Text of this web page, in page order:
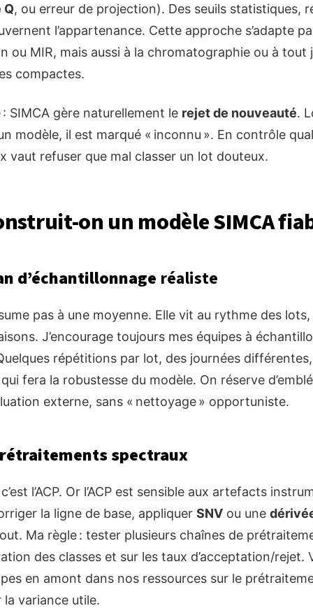
Q, ou erreur de projection). Des seuils statistiques,
l’appartenance. Cette approche s’adapte
ou MIR, mais aussi à la chromatographie ou à tout
compactes.
SIMCA gère naturellement le rejet de nouveauté.
modèle, il est marqué « inconnu ». En contrôle
vaut refuser que mal classer un lot douteux.
on un modèle SIMCA
d’échantillonnage réaliste
pas à une moyenne. Elle vit au rythme des
J’encourage toujours mes équipes à
répétitions par lot, des journées
fera la robustesse du modèle. On réserve
externe, sans « nettoyage » opportuniste.
spectraux
l’ACP. Or l’ACP est sensible aux artefacts
la ligne de base, appliquer SNV ou une
Ma règle : tester plusieurs chaînes de
des classes et sur les taux d’acceptation/rejet.
en amont dans nos ressources sur le
variance utile.